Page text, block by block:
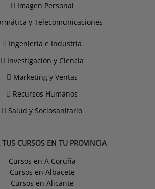
Imagen Personal
y Telecomunicaciones
Ingeniería e Industria
Investigación y Ciencia
Marketing y Ventas
Recursos Humanos
Salud y Sociosanitario
TUS CURSOS EN TU PROVINCIA
Cursos en A Coruña
Cursos en Albacete
Cursos en Alicante